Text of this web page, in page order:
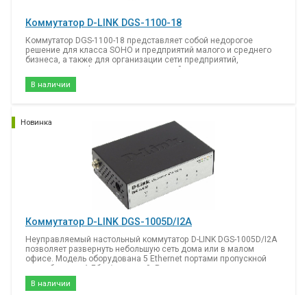
Коммутатор D-LINK DGS-1100-18
Коммутатор DGS-1100-18 представляет собой недорогое
решение для класса SOHO и предприятий малого и среднего
бизнеса, а также для организации сети предприятий,
например, для филиалов и помещений для деловых встреч,
где требуется простое управление.
В наличии
Новинка
Коммутатор D-LINK DGS-1005D/I2A
Неуправляемый настольный коммутатор D-LINK DGS-1005D/I2A
позволяет развернуть небольшую сеть дома или в малом
офисе. Модель оборудована 5 Ethernet портами пропускной
способностью 1 Гбит/с каждый. В режиме полного дуплекса
скорость передачи данных может вырасти до 2 Гбит/с.
Благодаря световым индикаторам на передней панели
В наличии